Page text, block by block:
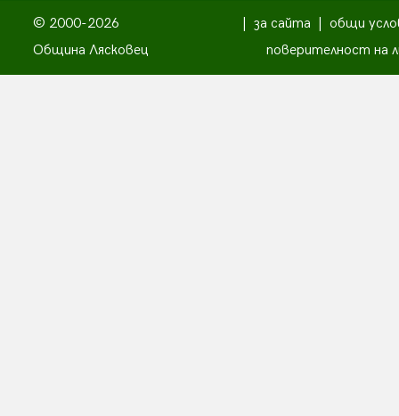
© 2000-2026
Община Лясковец
за сайта
общи
поверителност на